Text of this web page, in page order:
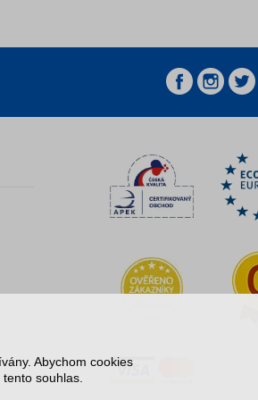
Abychom cookies
souhlas.